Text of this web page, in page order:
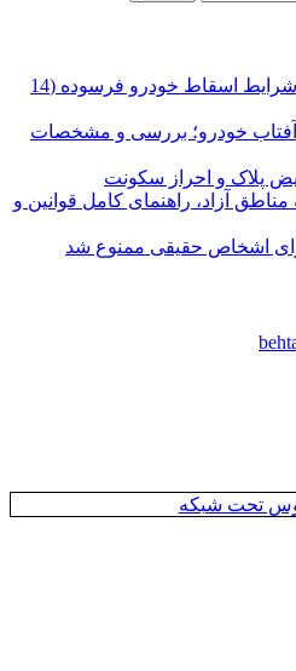
راهنمای کامل مراحل و شرایط اسقاط خودرو فرسوده (14
مزدا CX-30 مدل ۲۰۲۴ آفتاب خودرو؛ بررسی و مشخصات
پلاک و احراز سکونت
آزاد، راهنمای کامل قوانین و
اشخاص حقیقی ممنوع شد
تحت شبکه